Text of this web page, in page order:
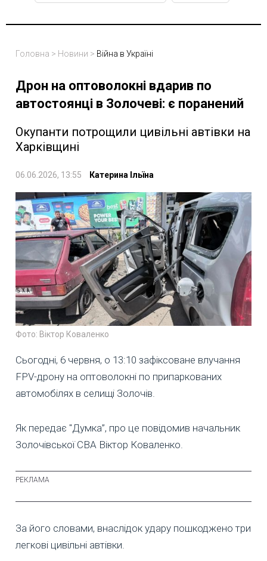
Головна > Новини > Війна в Україні
Дрон на оптоволокні вдарив по
автостоянці в Золочеві: є поранений
Окупанти потрощили цивільні автівки на
Харківщині
06.06.2026, 13:55 Катерина Ільїна
Фото: Віктор Коваленко
Сьогодні, 6 червня, о 13:10 зафіксоване влучання
FPV-дрону на оптоволокні по припаркованих
автомобілях в селищі Золочів.
Як передає "Думка”, про це повідомив начальник
Золочівської СВА Віктор Коваленко.
За його словами, внаслідок удару пошкоджено три
легкові цивільні автівки.